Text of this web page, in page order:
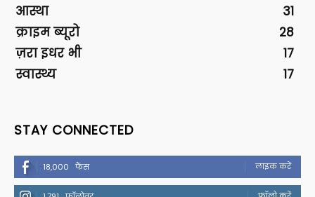
आस्था
31
क्राइम ब्यूरो
28
ज़रा इधर भी
17
स्वास्थ्य
17
STAY CONNECTED
18,000 फैंस लाइक करें